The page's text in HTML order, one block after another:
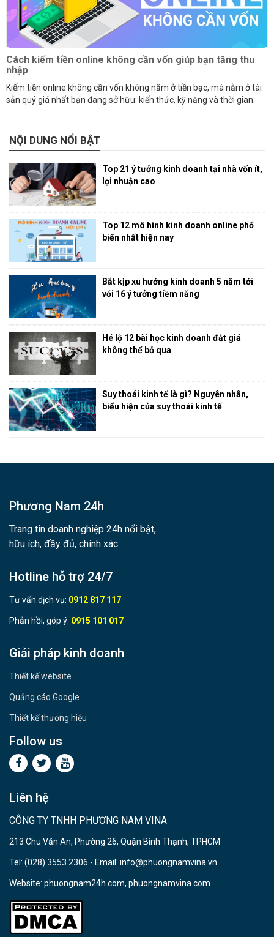
Cách kiếm tiền online không cần vốn giúp bạn tăng thu
nhập
Kiếm tiền online không cần vốn không nằm ở tiền bạc, mà nằm ở tài
sản quý giá nhất bạn đang sở hữu: kiến thức, kỹ năng và thời gian.
NỘI DUNG NỔI BẬT
Top 21 ý tưởng kinh doanh tại nhà vốn ít,
lợi nhuận cao
Top 12 mô hình kinh doanh online phổ
biến nhất hiện nay
Bắt kịp xu hướng kinh doanh 5 năm tới
với 16 ý tưởng tiềm năng
Hé lộ 12 bài học kinh doanh đắt giá
không thể bỏ qua
Suy thoái kinh tế là gì? Nguyên nhân,
biểu hiện của suy thoái kinh tế
Phương Nam 24h
Trang tin doanh nghiệp 24h nổi bật,
hữu ích, đầy đủ, chính xác.
Hotline hỗ trợ 24/7
Tư vấn dịch vụ: 0912 817 117
Phản hồi, góp ý: 0915 101 017
Giải pháp kinh doanh
Thiết kế website
Quảng cáo Google
Thiết kế thương hiệu
Follow us
Liên hệ
CÔNG TY TNHH PHƯƠNG NAM VINA
213 Chu Văn An, Phường 26, Quận Bình Thạnh, TPHCM
Tel: (028) 3553 2306 - Email: info@phuongnamvina.vn
Website: phuongnam24h.com, phuongnamvina.com